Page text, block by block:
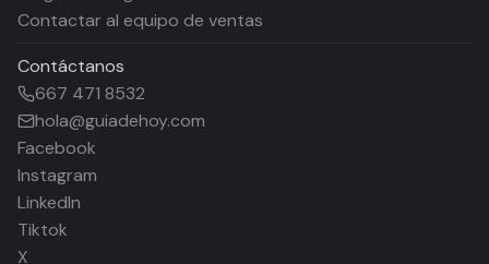
Contactar al equipo de ventas
Contáctanos
667 471 8532
hola@guiadehoy.com
Facebook
Instagram
LinkedIn
Tiktok
X